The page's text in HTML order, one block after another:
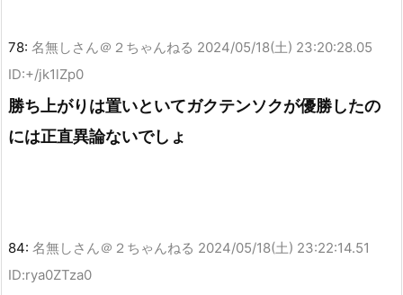
78: 名無しさん＠２ちゃんねる 2024/05/18(土) 23:20:28.05
ID:+/jk1lZp0
勝ち上がりは置いといてガクテンソクが優勝したの
には正直異論ないでしょ
84: 名無しさん＠２ちゃんねる 2024/05/18(土) 23:22:14.51
ID:rya0ZTza0